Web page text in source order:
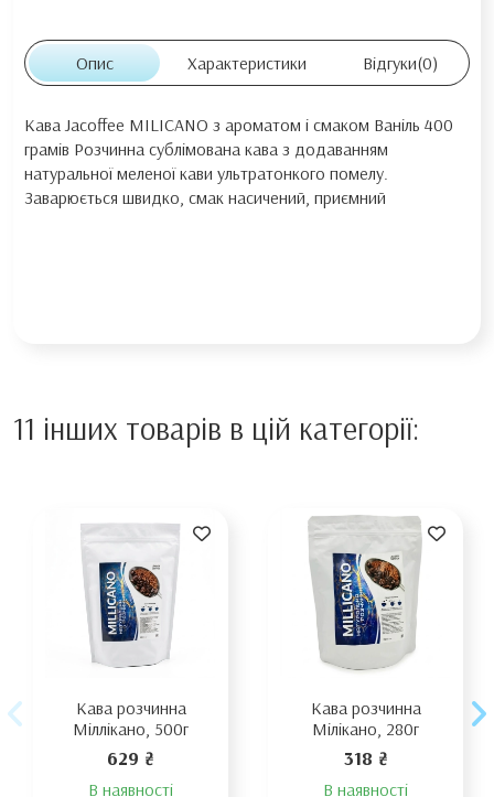
Опис Характеристики Відгуки(0)
Кава Jacoffee MILICANO з ароматом і смаком Ваніль 400
грамів Розчинна сублімована кава з додаванням
натуральної меленої кави ультратонкого помелу.
Заварюється швидко, смак насичений, приємний
11 інших товарів в цій категорії:
Кава розчинна
Міллікано, 500г
629 ₴
В наявності
Кава розчинна
Мілікано, 280г
318 ₴
В наявності